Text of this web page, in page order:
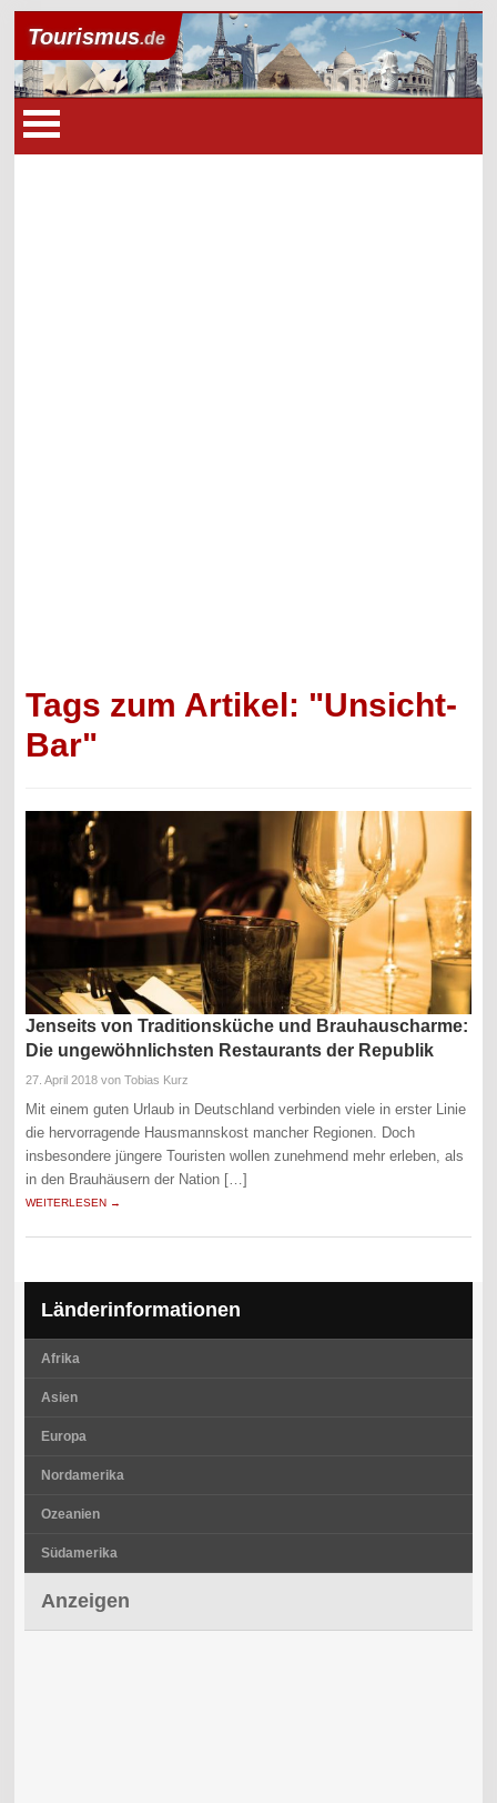
Tourismus.de
Tags zum Artikel: "Unsicht-
Bar"
Jenseits von Traditionsküche und Brauhauscharme:
Die ungewöhnlichsten Restaurants der Republik
27. April 2018 von Tobias Kurz
Mit einem guten Urlaub in Deutschland verbinden viele in erster Linie
die hervorragende Hausmannskost mancher Regionen. Doch
insbesondere jüngere Touristen wollen zunehmend mehr erleben, als
in den Brauhäusern der Nation […]
WEITERLESEN →
Länderinformationen
Afrika
Asien
Europa
Nordamerika
Ozeanien
Südamerika
Anzeigen